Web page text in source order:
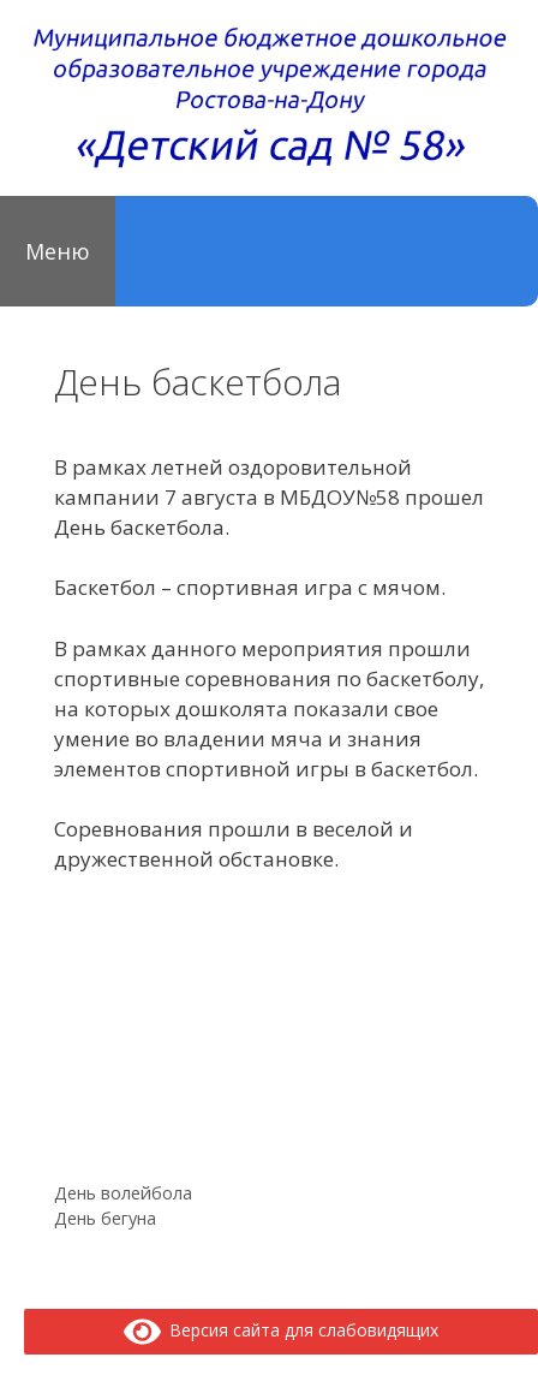
содержимому
Меню
День баскетбола
В рамках летней оздоровительной
кампании 7 августа в МБДОУ№58 прошел
День баскетбола.
Баскетбол – спортивная игра с мячом.
В рамках данного мероприятия прошли
спортивные соревнования по баскетболу,
на которых дошколята показали свое
умение во владении мяча и знания
элементов спортивной игры в баскетбол.
Соревнования прошли в веселой и
дружественной обстановке.
День волейбола
День бегуна
Версия сайта для слабовидящих